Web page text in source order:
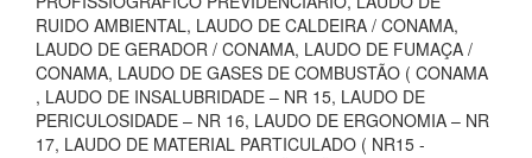
RUIDO AMBIENTAL, LAUDO DE CALDEIRA / CONAMA,
LAUDO DE GERADOR / CONAMA, LAUDO DE FUMAÇA /
CONAMA, LAUDO DE GASES DE COMBUSTÃO ( CONAMA
, LAUDO DE INSALUBRIDADE – NR 15, LAUDO DE
PERICULOSIDADE – NR 16, LAUDO DE ERGONOMIA – NR
17, LAUDO DE MATERIAL PARTICULADO ( NR15 -